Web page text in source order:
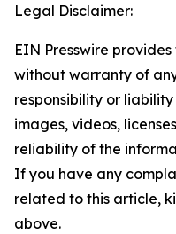
Legal Disclaimer:
EIN Presswire
without warranty of
responsibility or
images, videos,
reliability of the
If you have any
related to this article,
above.